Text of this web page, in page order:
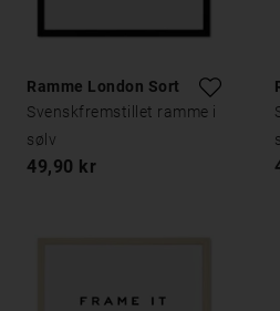
Ramme London Sort
Svenskfremstillet ramme i
sølv
49,90 kr